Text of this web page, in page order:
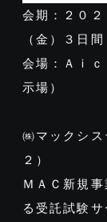
会期：２０
（金）３日
会場：Ａｉ
示場）
㈱マックシ
２）
ＭＡＣ新規
る受託試験サ